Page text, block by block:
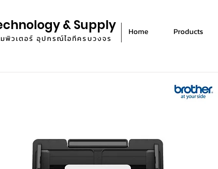
& Supply
พิวเตอร์ อุปกรณ์ไอทีครบวงจร
Home Products